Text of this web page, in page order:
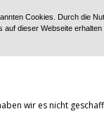
Cookies. Durch die
auf dieser Webseite erhalten
wir es nicht